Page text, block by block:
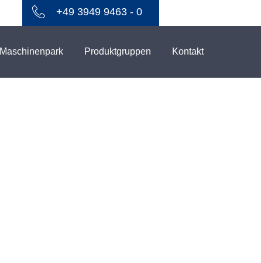
+49 3949 9463 - 0
Maschinenpark Produktgruppen Kontakt